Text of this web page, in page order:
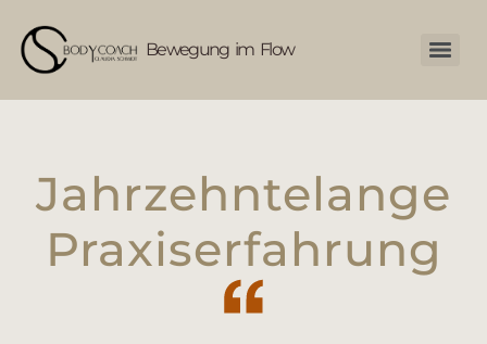
Bewegung im Flow
Jahrzehntelange
Praxiserfahrung